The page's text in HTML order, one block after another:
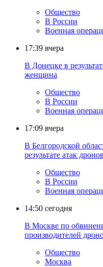
Общество
В России
Военная
17:39 вчера
В Донецке в
женщина
Общество
В России
Военная
17:09 вчера
В Белгородской
результате атак
Общество
В России
Военная
14:50 сегодня
В Москве по
производителей
Общество
Москва